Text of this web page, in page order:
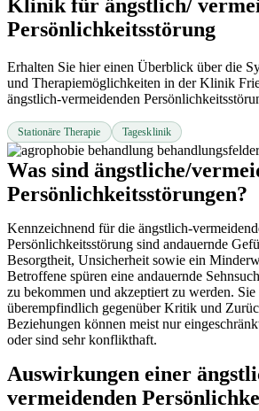
Klinik für ängstlich/
Persönlichkeitsstörung
Erhalten Sie hier einen Überblick über die
und Therapiemöglichkeiten in der Klinik
ängstlich-vermeidenden
Stationäre Therapie Tagesklinik
Was sind ängstliche/
Persönlichkeitsstörungen?
Kennzeichnend für die ängstlich-
Persönlichkeitsstörung sind andauernde
Besorgtheit, Unsicherheit sowie ein
Betroffene spüren eine andauernde
zu bekommen und akzeptiert zu werden.
überempfindlich gegenüber Kritik und
Beziehungen können meist nur
oder sind sehr konflikthaft.
Auswirkungen einer
vermeidenden